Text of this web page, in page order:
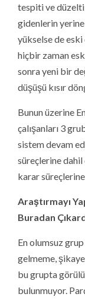
tespiti ve
gidenlerin
yükselse de eski
hiçbir zaman
sonra yeni bir
düşüşü kısır
Bunun üzerine
çalışanları 3
sistem devam
süreçlerine
karar
Araştırmayı
Buradan
En olumsuz
gelmeme,
bu grupta
bulunmuyor.